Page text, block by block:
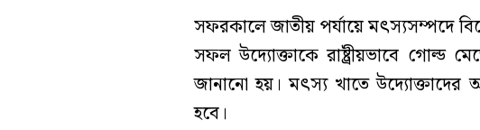
সফরকালে জাতীয় পর্যায়ে মৎস্যসম্পদে
সফল উদ্যোক্তাকে রাষ্ট্রীয়ভাবে গোল্ড
জানানো হয়। মৎস্য খাতে উদ্যোক্তাদের
হবে।